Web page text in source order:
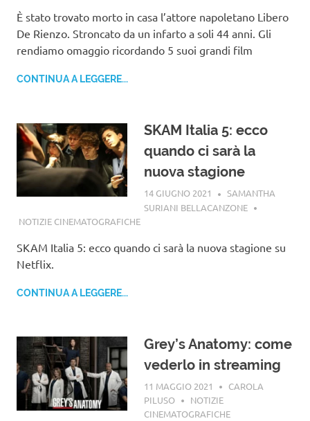
È stato trovato morto in casa l’attore napoletano Libero
De Rienzo. Stroncato da un infarto a soli 44 anni. Gli
rendiamo omaggio ricordando 5 suoi grandi film
CONTINUA A LEGGERE...
SKAM Italia 5: ecco
quando ci sarà la
nuova stagione
14 GIUGNO 2021
SAMANTHA
SURIANI BELLACANZONE
NOTIZIE CINEMATOGRAFICHE
SKAM Italia 5: ecco quando ci sarà la nuova stagione su
Netflix.
CONTINUA A LEGGERE...
Grey’s Anatomy: come
vederlo in streaming
11 MAGGIO 2021
CAROLA
PILUSO
NOTIZIE
CINEMATOGRAFICHE